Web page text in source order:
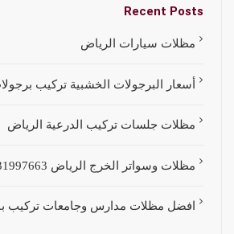
Recent Posts
مظلات سيارات الرياض
أسعار البرجولات الخشبية تركيب
مظلات جلسات تركيب الدرعية الرياض
مظلات وسواتر الخرج الرياض 0531997663
افضل مظلات مدارس وجامعات تركيب